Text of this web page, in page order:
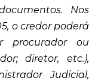
Nos
o credor poderá
procurador ou
diretor, etc.),
Judicial,